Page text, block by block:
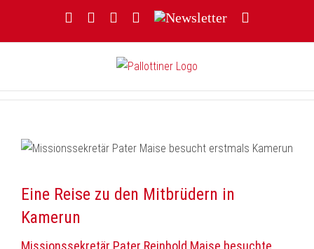
FacebookYouTubeInstagram
Threads
Newsletter
Eine Reise zu den Mitbrüdern in
Kamerun
Missionssekretär Pater Reinhold Maise besuchte